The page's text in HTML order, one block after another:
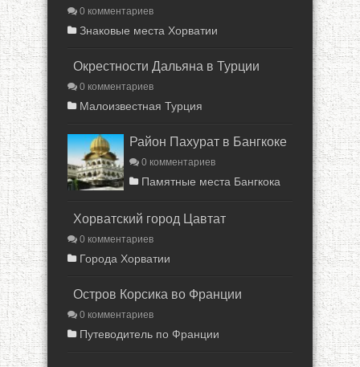
0 комментариев
Знаковые места Хорватии
Окрестности Дальяна в Турции
0 комментариев
Малоизвестная Турция
Район Пахурат в Бангкоке
0 комментариев
Памятные места Бангкока
Хорватский город Цавтат
0 комментариев
Города Хорватии
Остров Корсика во Франции
0 комментариев
Путеводитель по Франции